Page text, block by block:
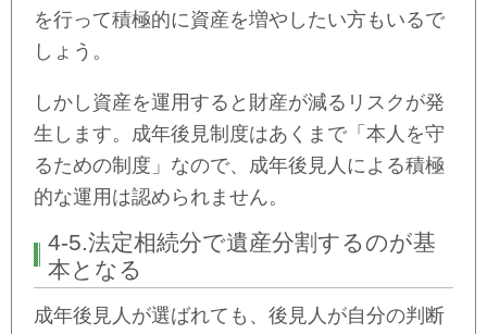
を行って積極的に資産を増やしたい方もいるで
しょう。
しかし資産を運用すると財産が減るリスクが発
生します。成年後見制度はあくまで「本人を守
るための制度」なので、成年後見人による積極
的な運用は認められません。
4-5.法定相続分で遺産分割するのが基
本となる
成年後見人が選ばれても、後見人が自分の判断